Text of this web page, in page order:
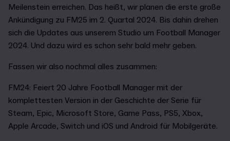
Meilenstein erreichen. Das heißt, wir planen die erste große
Ankündigung zu FM25 im 2. Quartal 2024. Bis dahin drehen
sich die Updates aus unserem Studio um Football Manager
2024. Und dazu wird es schon sehr bald mehr geben.
Fassen wir also nochmal alles zusammen:
FM24: Feiert 20 Jahre Football Manager mit der
komplettesten Version in der Geschichte der Serie für
Steam, Epic, Microsoft Store, Game Pass, PS5, Xbox,
Apple Arcade, Switch und iOS und Android für Mobilgeräte.